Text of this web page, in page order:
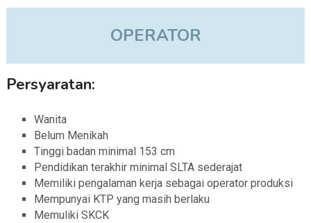
OPERATOR
Persyaratan:
Wanita
Belum Menikah
Tinggi badan minimal 153 cm
Pendidikan terakhir minimal SLTA sederajat
Memiliki pengalaman kerja sebagai operator produksi
Mempunyai KTP yang masih berlaku
Memuliki SKCK